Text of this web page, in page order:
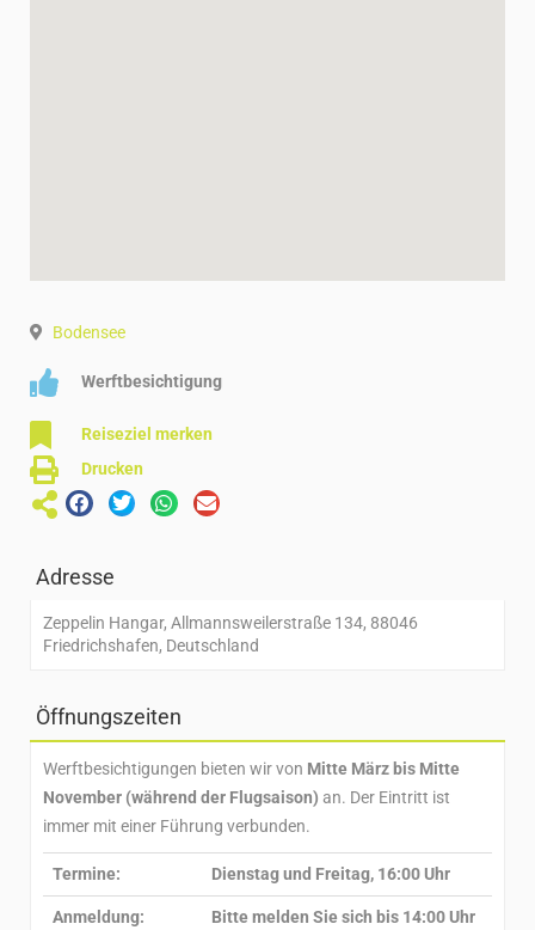
Bodensee
Werftbesichtigung
Reiseziel merken
Drucken
Adresse
Zeppelin Hangar, Allmannsweilerstraße 134, 88046
Friedrichshafen, Deutschland
Öffnungszeiten
Werftbesichtigungen bieten wir von Mitte März bis Mitte
November (während der Flugsaison) an. Der Eintritt ist
immer mit einer Führung verbunden.
Termine: Dienstag und Freitag, 16:00 Uhr
Anmeldung:
Bitte melden Sie sich bis 14:00 Uhr